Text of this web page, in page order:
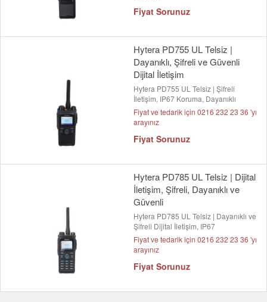
Fiyat Sorunuz
Hytera PD755 UL Telsiz |
Dayanıklı, Şifreli ve Güvenli
Dijital İletişim
Hytera PD755 UL Telsiz | Şifreli
İletişim, IP67 Koruma, Dayanıklı
Fiyat ve tedarik için 0216 232 23 36 'yı
arayınız
Fiyat Sorunuz
Hytera PD785 UL Telsiz | Dijital
İletişim, Şifreli, Dayanıklı ve
Güvenli
Hytera PD785 UL Telsiz | Dayanıklı ve
Şifreli Dijital İletişim, IP67
Fiyat ve tedarik için 0216 232 23 36 'yı
arayınız
Fiyat Sorunuz